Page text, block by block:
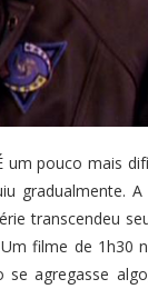
pouco mais
gradualmente.
transcendeu
filme de 1h30
agregasse